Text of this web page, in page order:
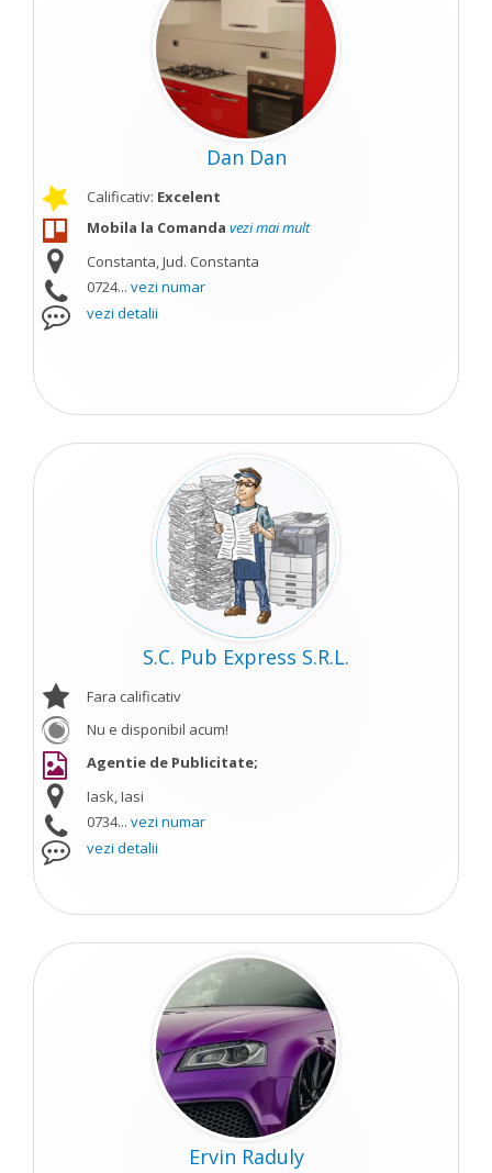
Dan Dan
Calificativ: Excelent
Mobila la Comanda vezi mai mult
Constanta, Jud. Constanta
0724... vezi numar
vezi detalii
S.C. Pub Express S.R.L.
Fara calificativ
Nu e disponibil acum!
Agentie de Publicitate;
Iask, Iasi
0734... vezi numar
vezi detalii
Ervin Raduly